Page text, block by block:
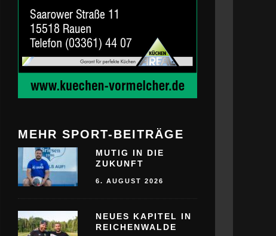
MEHR SPORT-BEITRÄGE
MUTIG IN DIE
ZUKUNFT
6. AUGUST 2026
NEUES KAPITEL IN
REICHENWALDE